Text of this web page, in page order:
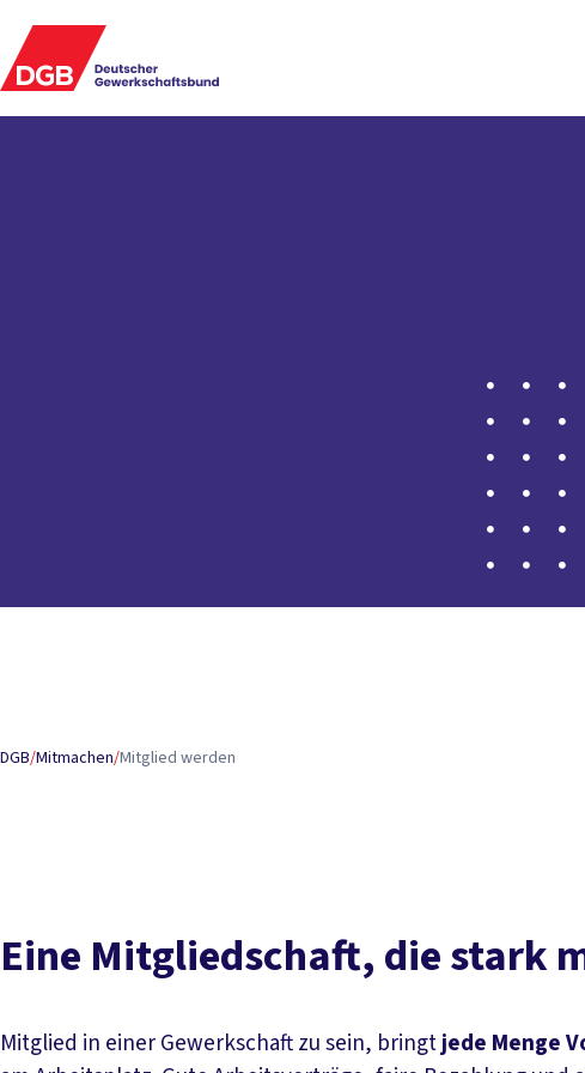
DGB/Mitmachen/Mitglied werden
Eine Mitgliedschaft, die stark
Mitglied in einer Gewerkschaft zu sein, bringtjede Menge